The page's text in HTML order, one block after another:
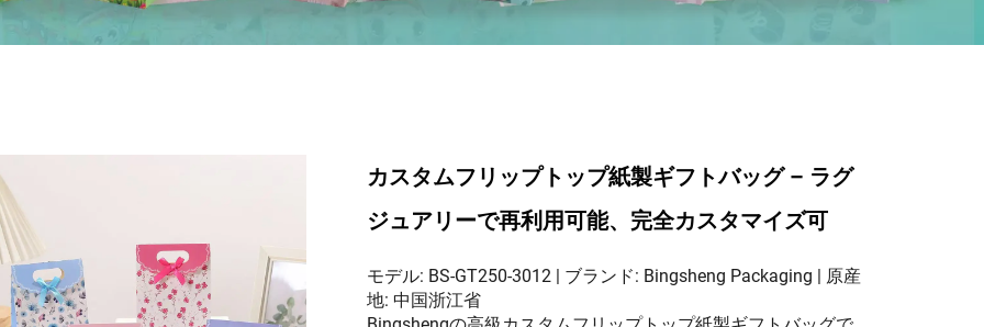
カスタムフリップトップ紙製ギフトバッグ – ラグ
ジュアリーで再利用可能、完全カスタマイズ可
モデル: BS-GT250-3012 | ブランド: Bingsheng Packaging | 原産
地: 中国浙江省